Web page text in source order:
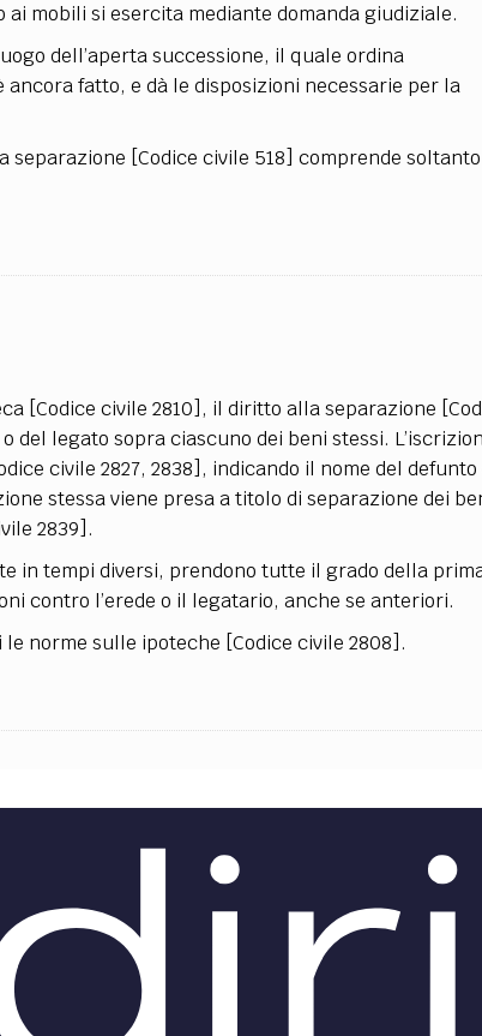
mobili si esercita mediante domanda giudiziale.
dell’aperta successione, il quale ordina
fatto, e dà le disposizioni necessarie per la
separazione [Codice civile 518] comprende
[Codice civile 2810], il diritto alla separazione
del legato sopra ciascuno dei beni stessi.
civile 2827, 2838], indicando il nome del
stessa viene presa a titolo di separazione dei
2839].
in tempi diversi, prendono tutte il grado della
contro l’erede o il legatario, anche se anteriori.
norme sulle ipoteche [Codice civile 2808].